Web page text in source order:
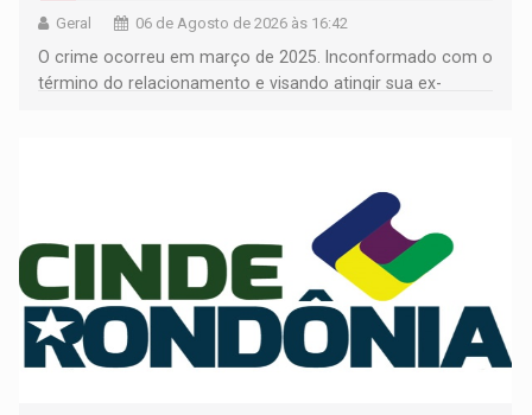
Geral 06 de Agosto de 2026 às 16:42
O crime ocorreu em março de 2025. Inconformado com o
término do relacionamento e visando atingir sua ex-